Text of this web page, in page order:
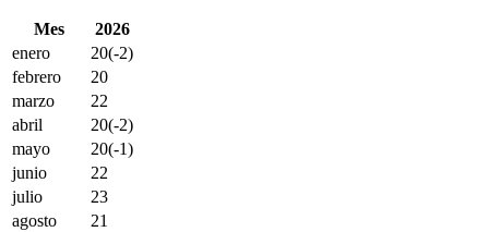
Mes
2026
enero
20(-2)
febrero
20
marzo
22
abril
20(-2)
mayo
20(-1)
junio
22
julio
23
agosto
21